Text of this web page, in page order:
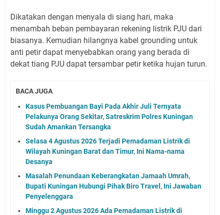
Dikatakan dengan menyala di siang hari, maka
menambah beban pembayaran rekening listrik PJU dari
biasanya. Kemudian hilangnya kabel grounding untuk
anti petir dapat menyebabkan orang yang berada di
dekat tiang PJU dapat tersambar petir ketika hujan turun.
BACA JUGA
Kasus Pembuangan Bayi Pada Akhir Juli Ternyata
Pelakunya Orang Sekitar, Satreskrim Polres Kuningan
Sudah Amankan Tersangka
Selasa 4 Agustus 2026 Terjadi Pemadaman Listrik di
Wilayah Kuningan Barat dan Timur, Ini Nama-nama
Desanya
Masalah Penundaan Keberangkatan Jamaah Umrah,
Bupati Kuningan Hubungi Pihak Biro Travel, Ini Jawaban
Penyelenggara
Minggu 2 Agustus 2026 Ada Pemadaman Listrik di